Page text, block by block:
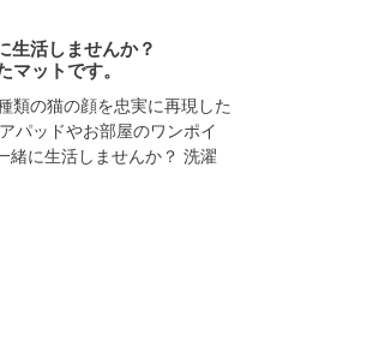
生活しませんか？
マットです。
類の猫の顔を忠実に再現した
パッドやお部屋のワンポイ
緒に生活しませんか？ 洗濯